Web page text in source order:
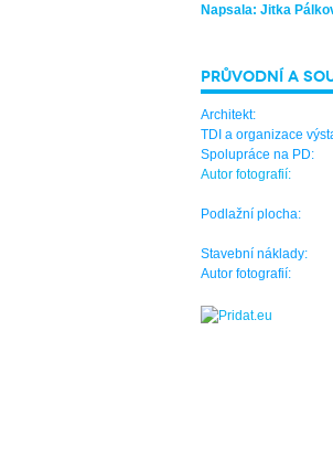
Napsala: Jitka
PRŮVODNÍ A
Architekt:
TDI a organizace
Spolupráce na PD:
Autor fotografií:
Podlažní plocha:
Stavební náklady:
Autor fotografií: